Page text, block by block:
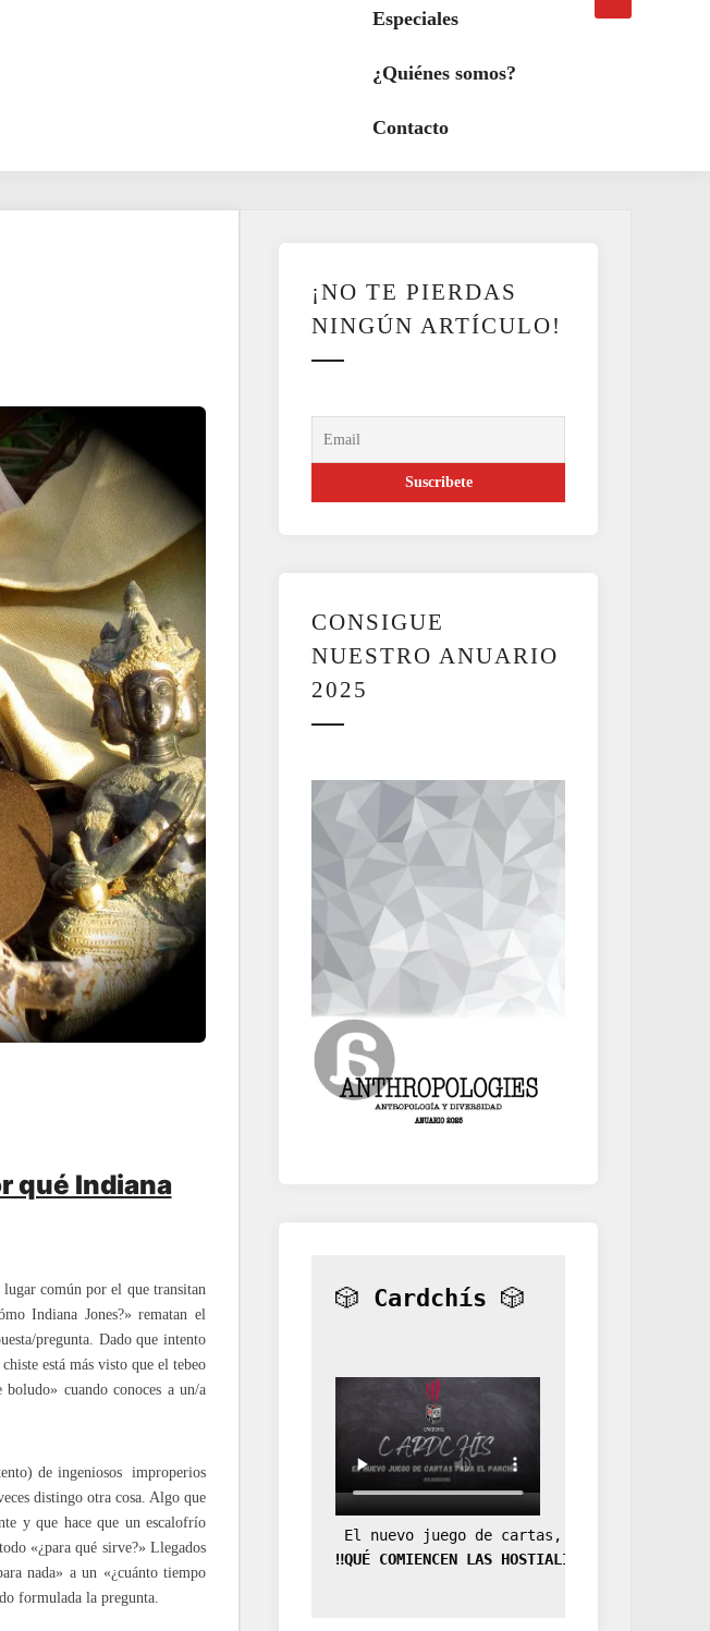
Especiales
¿Quiénes somos?
Contacto
búsqueda
qué Indiana
común por el que transitan
Indiana Jones?» rematan el
pregunta. Dado que intento
está más visto que el tebeo
cuando conoces a un/a
de ingeniosos improperios
distingo otra cosa. Algo que
y que hace que un escalofrío
«¿para qué sirve?» Llegados
nada» a un «¿cuánto tiempo
formulada la pregunta.
¡NO TE PIERDAS
NINGÚN ARTÍCULO!
CONSIGUE
NUESTRO ANUARIO
2025
🎲 Cardchís 🎲
El nuevo juego de cartas, la expansión
‼️QUÉ COMIENCEN LAS HOSTIALIDADES‼️